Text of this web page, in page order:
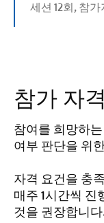
세션 12회, 참
참가 자격
참여를 희망하
여부 판단을 위
자격 요건을 충
매주 1시간씩
것을 권장합니